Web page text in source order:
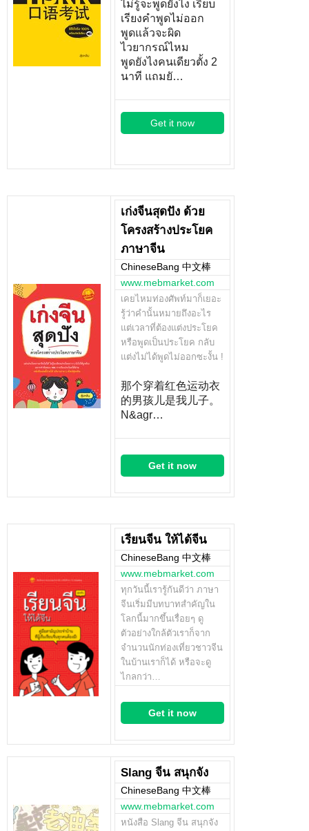
ไม่รู้จะพูดยังไง เรียบ
เรียงคำพูดไม่ออก
พูดแล้วจะผิด
ไวยากรณ์ไหม
พูดยังไงคนเดียวตั้ง 2
นาที แถมยั…
Get it now
เก่งจีนสุดปัง ด้วย
โครงสร้างประโยค
ภาษาจีน
ChineseBang 中文棒
www.mebmarket.com
เคยไหมท่องศัพท์มาก็เยอะ
รู้ว่าคำนั้นหมายถึงอะไร
แต่เวลาที่ต้องแต่งประโยค
หรือพูดเป็นประโยค กลับ
แต่งไม่ได้พูดไม่ออกซะงั้น !
那个穿着红色运动衣
的男孩儿是我儿子。
N&agr…
Get it now
เรียนจีน ให้ได้จีน
ChineseBang 中文棒
www.mebmarket.com
ทุกวันนี้เรารู้กันดีว่า ภาษา
จีนเริ่มมีบทบาทสำคัญใน
โลกนี้มากขึ้นเรื่อยๆ ดู
ตัวอย่างใกล้ตัวเราก็จาก
จำนวนนักท่องเที่ยวชาวจีน
ในบ้านเราก็ได้ หรือจะดู
ไกลกว่า…
Get it now
Slang จีน สนุกจัง
ChineseBang 中文棒
www.mebmarket.com
หนังสือ Slang จีน สนุกจัง